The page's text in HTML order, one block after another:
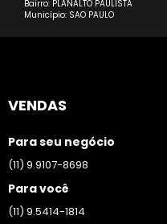
Bairro: PLANALTO PAULISTA
Município: SAO PAULO
VENDAS
Para seu negócio
(11) 9.9107-8698
Para você
(11) 9.5414-1814